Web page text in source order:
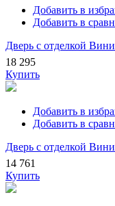
Добавить в
Добавить в
Дверь с отделкой
18 295
Купить
Добавить в
Добавить в
Дверь с отделкой
14 761
Купить